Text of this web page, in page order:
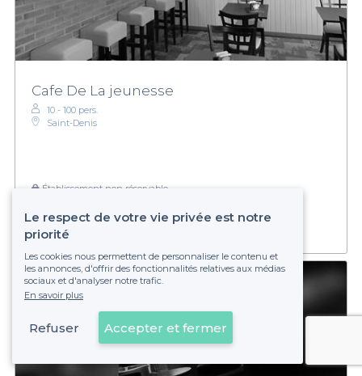
Cafe De La jeunesse
10 - 100 pers.
Saint-Denis
Établissement non réservable
Voir sur la carte
Le respect de votre vie privée est notre
priorité
Les cookies nous permettent de personnaliser le contenu et
les annonces, d'offrir des fonctionnalités relatives aux médias
sociaux et d'analyser notre trafic.
En savoir plus
Refuser Accepter et fermer